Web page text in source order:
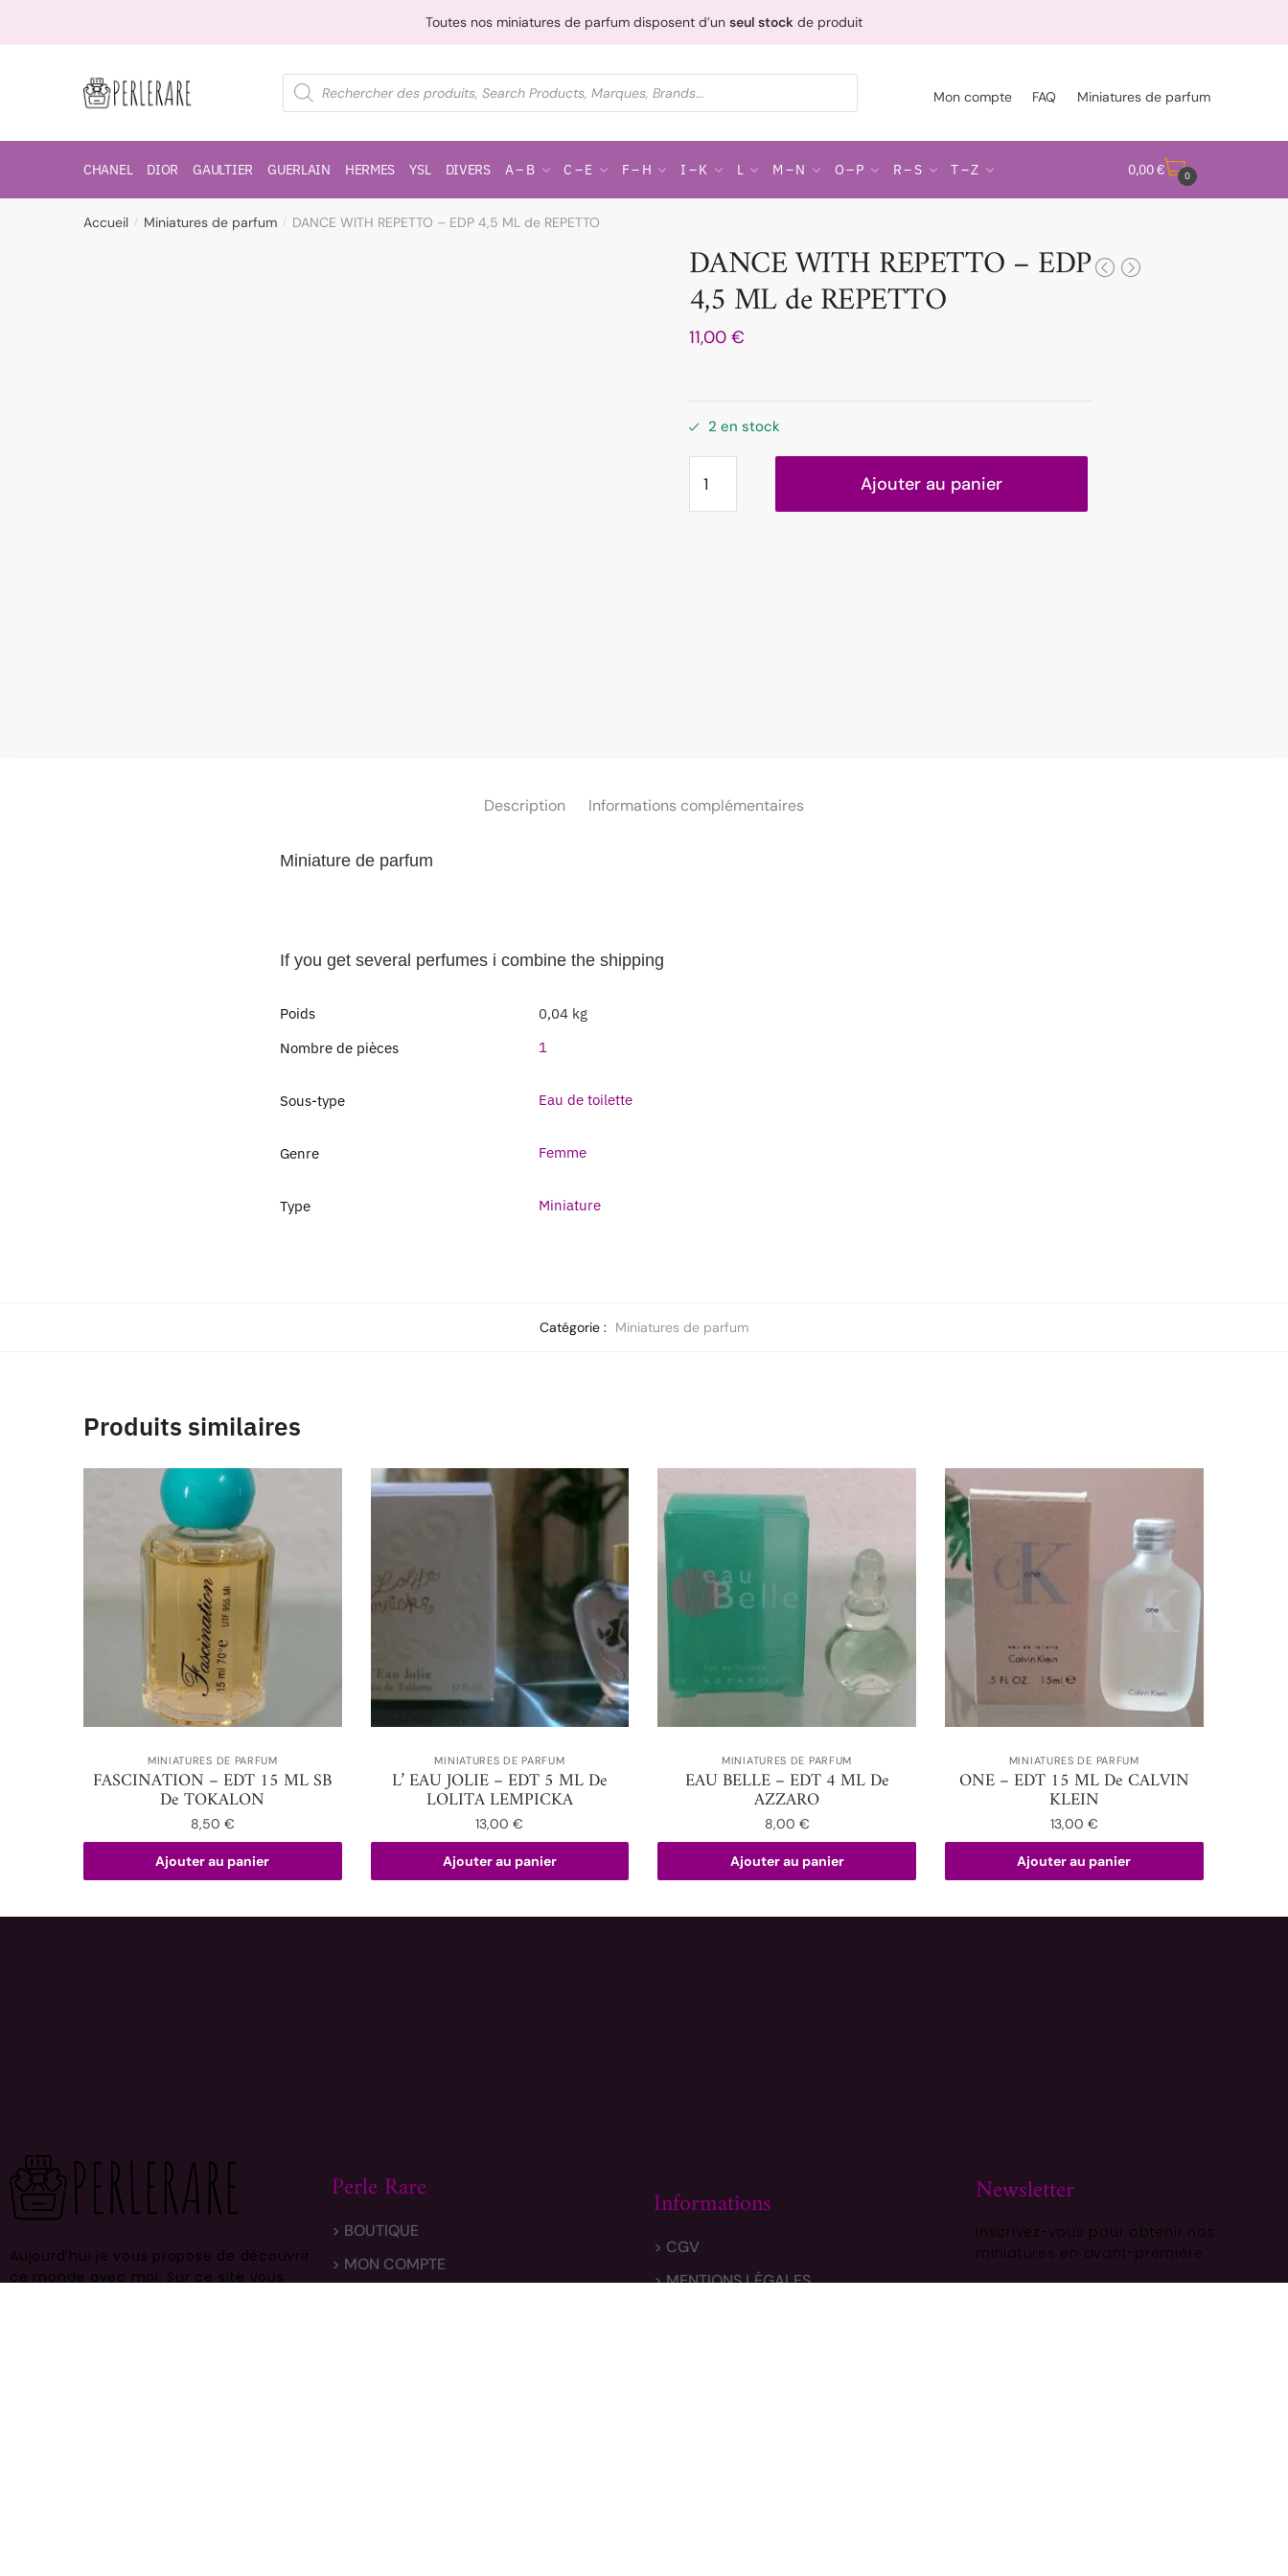
Toutes nos miniatures de parfum disposent d’un seul stock de produit
Mon compte FAQ Miniatures de parfum
CHANEL DIOR GAULTIER GUERLAIN HERMES YSL DIVERS A – B C – E F – H I – K L M – N O – P R – S T – Z 0,00 € 0
Accueil / Miniatures de parfum / DANCE WITH REPETTO – EDP 4,5 ML de REPETTO
DANCE WITH REPETTO – EDP
4,5 ML de REPETTO
11,00 €
2 en stock
Ajouter au panier
Description Informations complémentaires
Miniature de parfum
If you get several perfumes i combine the shipping
Poids
0,04 kg
Nombre de pièces
1
Sous-type Eau de toilette
Genre Femme
Type Miniature
Catégorie : Miniatures de parfum
Produits similaires
MINIATURES DE PARFUM
FASCINATION – EDT 15 ML SB
De TOKALON
8,50 €
Ajouter au panier
MINIATURES DE PARFUM
L’ EAU JOLIE – EDT 5 ML De
LOLITA LEMPICKA
13,00€
Ajouter au panier
MINIATURES DE PARFUM
EAU BELLE – EDT 4 ML De
AZZARO
8,00 €
Ajouter au panier
MINIATURES DE PARFUM
ONE – EDT 15 ML De CALVIN
KLEIN
13,00 €
Ajouter au panier
Aujourd’hui je vous propose de découvrir
ce monde avec moi. Sur ce site vous
Perle Rare
> BOUTIQUE
> MON COMPTE
Informations
> CGV
> MENTIONS LÉGALES
Newsletter
Inscrivez-vous pour obtenir nos
miniatures en avant-première